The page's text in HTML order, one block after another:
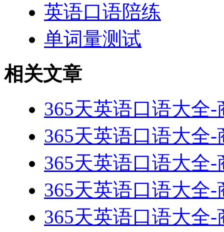
英语口语陪练
单词量测试
相关文章
365天英语口语大全-
365天英语口语大全-
365天英语口语大全-
365天英语口语大全-
365天英语口语大全-